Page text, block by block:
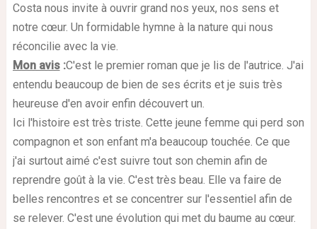
Costa nous invite à ouvrir grand nos yeux, nos sens et
notre cœur. Un formidable hymne à la nature qui nous
réconcilie avec la vie.
Mon avis:C'est le premier roman que je lis de l'autrice. J'ai
entendu beaucoup de bien de ses écrits et je suis très
heureuse d'en avoir enfin découvert un.
Ici l'histoire est très triste. Cette jeune femme qui perd son
compagnon et son enfant m'a beaucoup touchée. Ce que
j'ai surtout aimé c'est suivre tout son chemin afin de
reprendre goût à la vie. C'est très beau. Elle va faire de
belles rencontres et se concentrer sur l'essentiel afin de
se relever. C'est une évolution qui met du baume au cœur.